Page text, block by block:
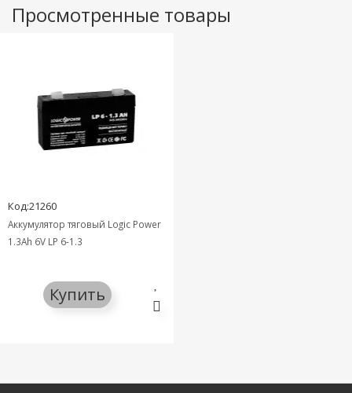
Просмотренные товары
Код:21260
Аккумулятор тяговый Logic Power
1.3Ah 6V LP 6-1.3
Купить